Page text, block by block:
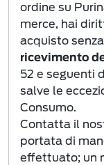
ordine su
merce, hai
acquisto
ricevimento
52 e seguenti
salve le
Consumo.
Contatta il
portata di
effettuato; un